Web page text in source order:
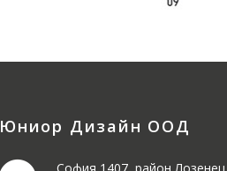
Юниор Дизайн ООД